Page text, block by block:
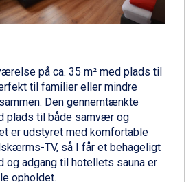
4.595
5.395
DKK 5.495
DKK 3.795
5.945
3.795
4.395
4.645
6.145
på ca. 35 m² med plads til
til familier eller mindre
Den gennemtænkte
plads til både samvær og
er udstyret med komfortable
TV, så I får et behageligt
og adgang til hotellets sauna er
opholdet.